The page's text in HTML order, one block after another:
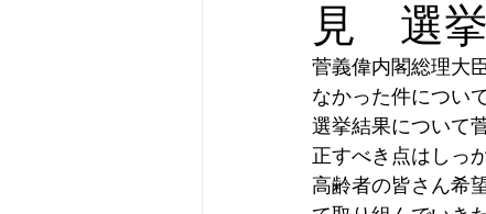
見 選
菅義偉内閣総理大臣
なかった件につい
選挙結果について
正すべき点はしっ
高齢者の皆さん希